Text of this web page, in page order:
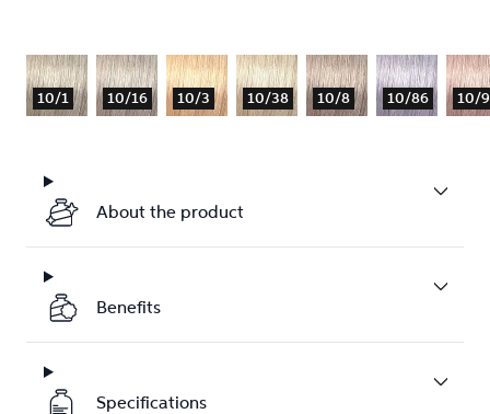
10/1 10/16 10/3 10/38 10/8 10/86 10/
About the product
Benefits
Specifications